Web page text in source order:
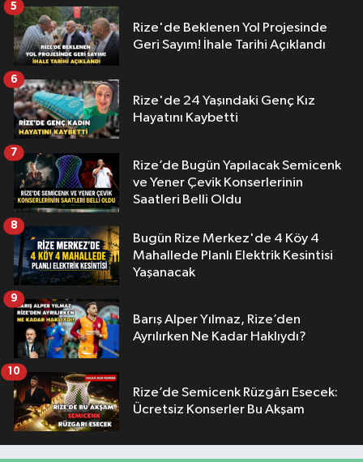
Rize'de Beklenen Yol Projesinde
Geri Sayım! İhale Tarihi Açıklandı
5
Rize'de 24 Yaşındaki Genç Kız
Hayatını Kaybetti
6
Rize’de Bugün Yapılacak Semicenk
ve Yener Çevik Konserlerinin
Saatleri Belli Oldu
7
Bugün Rize Merkez'de 4 Köy 4
Mahallede Planlı Elektrik Kesintisi
Yaşanacak
8
Barış Alper Yılmaz, Rize’den
Ayrılırken Ne Kadar Haklıydı?
9
Rize’de Semicenk Rüzgârı Esecek:
Ücretsiz Konserler Bu Akşam
10